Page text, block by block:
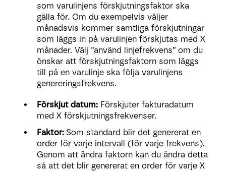
som varulinjens förskjutningsfaktor ska
gälla för. Om du exempelvis väljer
månadsvis kommer samtliga förskjutningar
som läggs in på varulinjen förskjutas med X
månader. Välj ”använd linjefrekvens” om du
önskar att förskjutningsfaktorn som läggs
till på en varulinje ska följa varulinjens
genereringsfrekvens.
Förskjut datum: Förskjuter fakturadatum
med X förskjutningsfrekvenser.
Faktor: Som standard blir det genererat en
order för varje intervall (för varje frekvens).
Genom att ändra faktorn kan du ändra detta
så att det blir genererat en order för varje X